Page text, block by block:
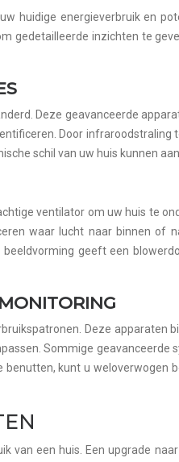
huidige energieverbruik en
gedetailleerde inzichten te
Deze geavanceerde
Door infraroodstraling
schil van uw huis kunnen
ventilator om uw huis te
waar lucht naar binnen of
geeft een
Deze apparaten
Sommige geavanceerde
kunt u weloverwogen
van een huis. Een upgrade